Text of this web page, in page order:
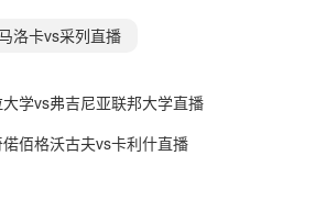
洛卡vs采列直播
学vs弗吉尼亚联邦大学直播
佰格沃古夫vs卡利什直播